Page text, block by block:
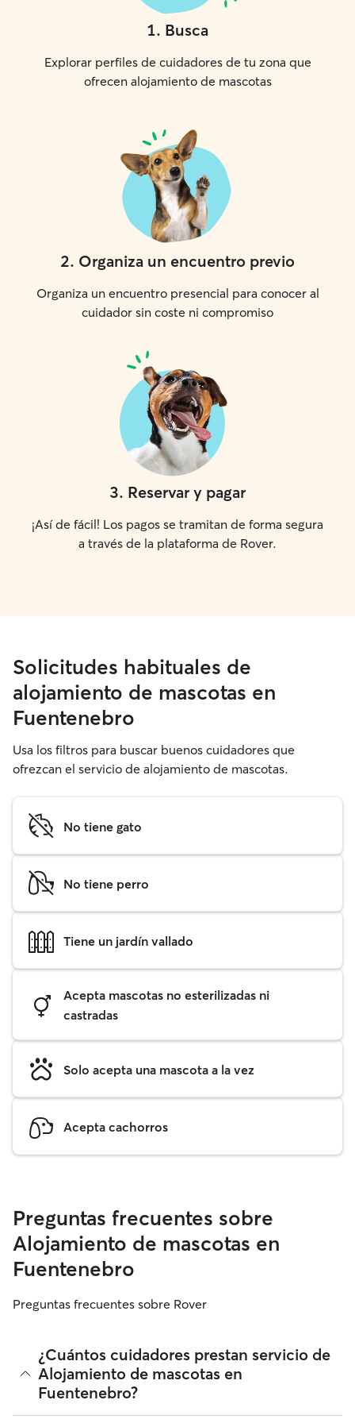
1. Busca
Explorar perfiles de cuidadores de tu zona que
ofrecen alojamiento de mascotas
2. Organiza un encuentro previo
Organiza un encuentro presencial para conocer al
cuidador sin coste ni compromiso
3. Reservar y pagar
¡Así de fácil! Los pagos se tramitan de forma segura
a través de la plataforma de Rover.
Solicitudes habituales de
alojamiento de mascotas en
Fuentenebro
Usa los filtros para buscar buenos cuidadores que
ofrezcan el servicio de alojamiento de mascotas.
No tiene gato
No tiene perro
Tiene un jardín vallado
Acepta mascotas no esterilizadas ni
castradas
Solo acepta una mascota a la vez
Acepta cachorros
Preguntas frecuentes sobre
Alojamiento de mascotas en
Fuentenebro
Preguntas frecuentes sobre Rover
¿Cuántos cuidadores prestan servicio de
Alojamiento de mascotas en
Fuentenebro?